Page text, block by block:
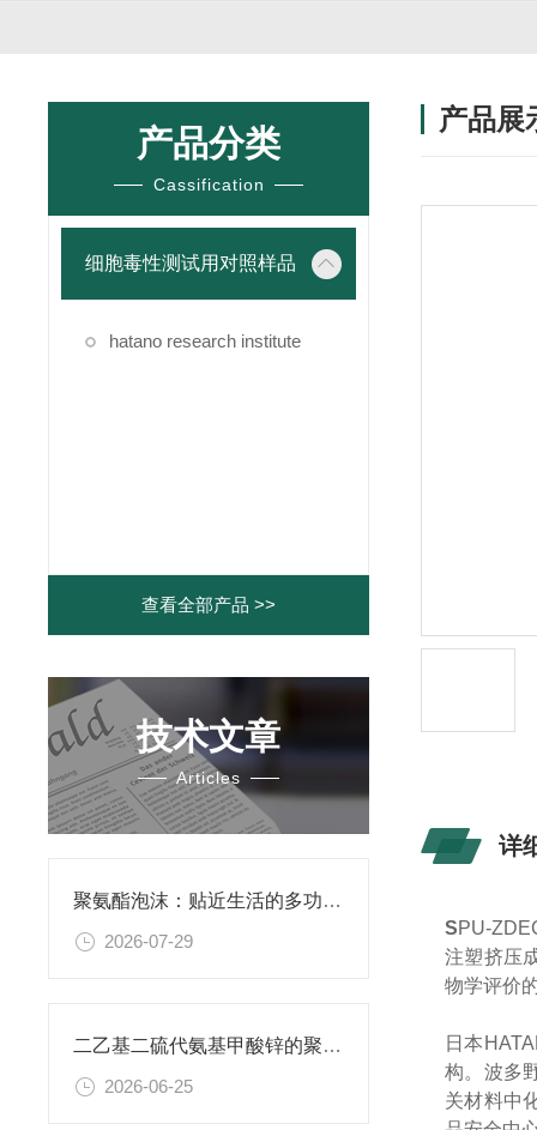
产品分类
Cassification
细胞毒性测试用对照样品
hatano research institute
查看全部产品 >>
技术文章
Articles
聚氨酯泡沫：贴近生活的多功能柔性材料
2026-07-29
二乙基二硫代氨基甲酸锌的聚氨酯膜：功能性复合薄膜的研究应用
2026-06-25
产品展
详
SPU-
注塑挤压
物学评价
日本
构。波多
关材料中